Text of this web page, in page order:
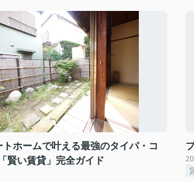
ホームで叶える最強のタイパ・コ
賢い賃貸」完全ガイド